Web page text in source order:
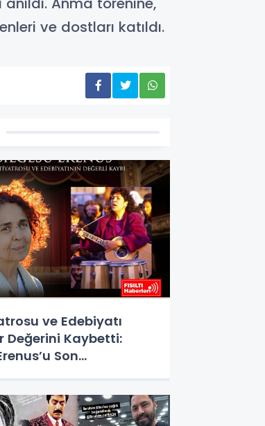
ve dostları katıldı.
ve Edebiyatı
Değerini Kaybetti:
Son